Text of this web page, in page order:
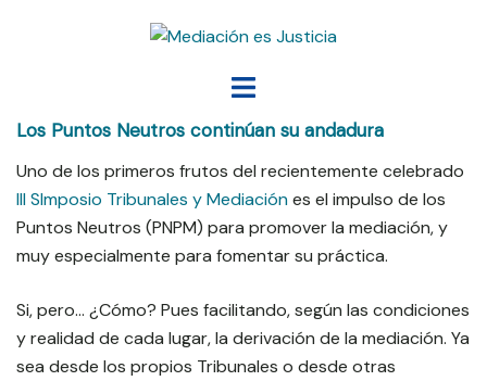
Alternar
Los Puntos Neutros continúan su andadura
Uno de los primeros frutos del recientemente celebrado
III SImposio Tribunales y Mediaciónes el impulso de los
Puntos Neutros (PNPM) para promover la mediación, y
muy especialmente para fomentar su práctica.
Si, pero… ¿Cómo? Pues facilitando, según las condiciones
y realidad de cada lugar, la derivación de la mediación. Ya
sea desde los propios Tribunales o desde otras